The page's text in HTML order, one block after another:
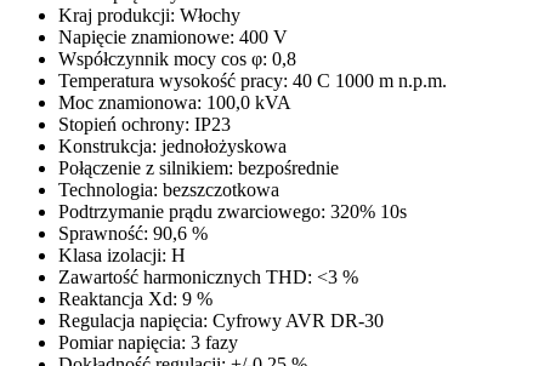
Kraj produkcji: Włochy
Napięcie znamionowe: 400 V
Współczynnik mocy cos φ: 0,8
Temperatura wysokość pracy: 40 C 1000 m n.p.m.
Moc znamionowa: 100,0 kVA
Stopień ochrony: IP23
Konstrukcja: jednołożyskowa
Połączenie z silnikiem: bezpośrednie
Technologia: bezszczotkowa
Podtrzymanie prądu zwarciowego: 320% 10s
Sprawność: 90,6 %
Klasa izolacji: H
Zawartość harmonicznych THD: <3 %
Reaktancja Xd: 9 %
Regulacja napięcia: Cyfrowy AVR DR-30
Pomiar napięcia: 3 fazy